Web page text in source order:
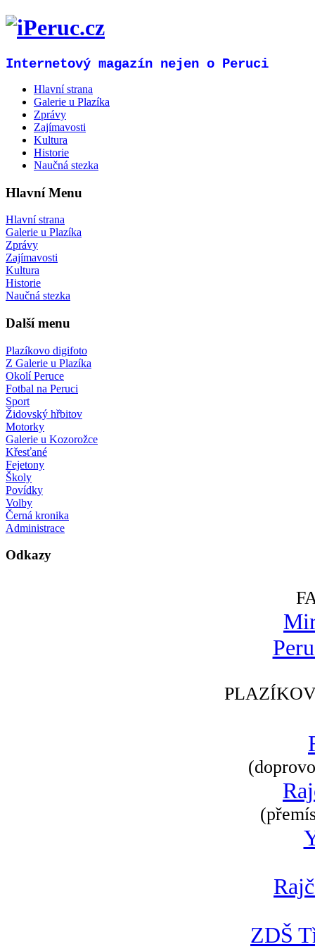
Internetový magazín nejen o Peruci
Hlavní strana
Galerie u Plazíka
Zprávy
Zajímavosti
Kultura
Historie
Naučná stezka
Hlavní Menu
Hlavní strana
Galerie u Plazíka
Zprávy
Zajímavosti
Kultura
Historie
Naučná stezka
Další menu
Plazíkovo digifoto
Z Galerie u Plazíka
Okolí Peruce
Fotbal na Peruci
Sport
Židovský hřbitov
Motorky
Galerie u Kozorožce
Křesťané
Fejetony
Školy
Povídky
Volby
Černá kronika
Administrace
Odkazy
ZDŠ